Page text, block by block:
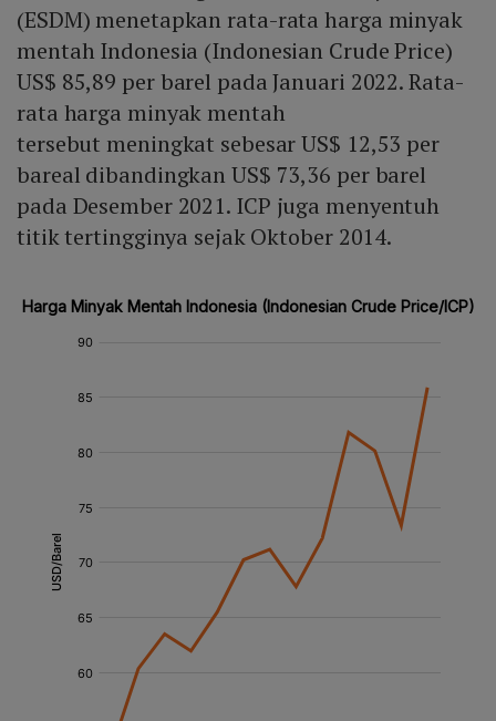
(ESDM) menetapkan rata-rata harga minyak
mentah Indonesia (Indonesian Crude Price)
US$ 85,89 per barel pada Januari 2022. Rata-
rata harga minyak mentah
tersebut meningkat sebesar US$ 12,53 per
bareal dibandingkan US$ 73,36 per barel
pada Desember 2021. ICP juga menyentuh
titik tertingginya sejak Oktober 2014.